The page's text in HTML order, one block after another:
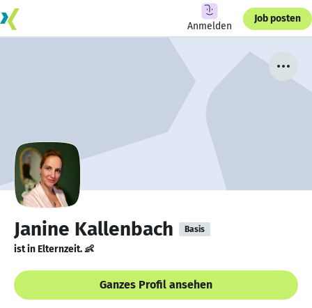
Anmelden
Job posten
Janine Kallenbach Basis
ist in Elternzeit. 👶
Ganzes Profil ansehen